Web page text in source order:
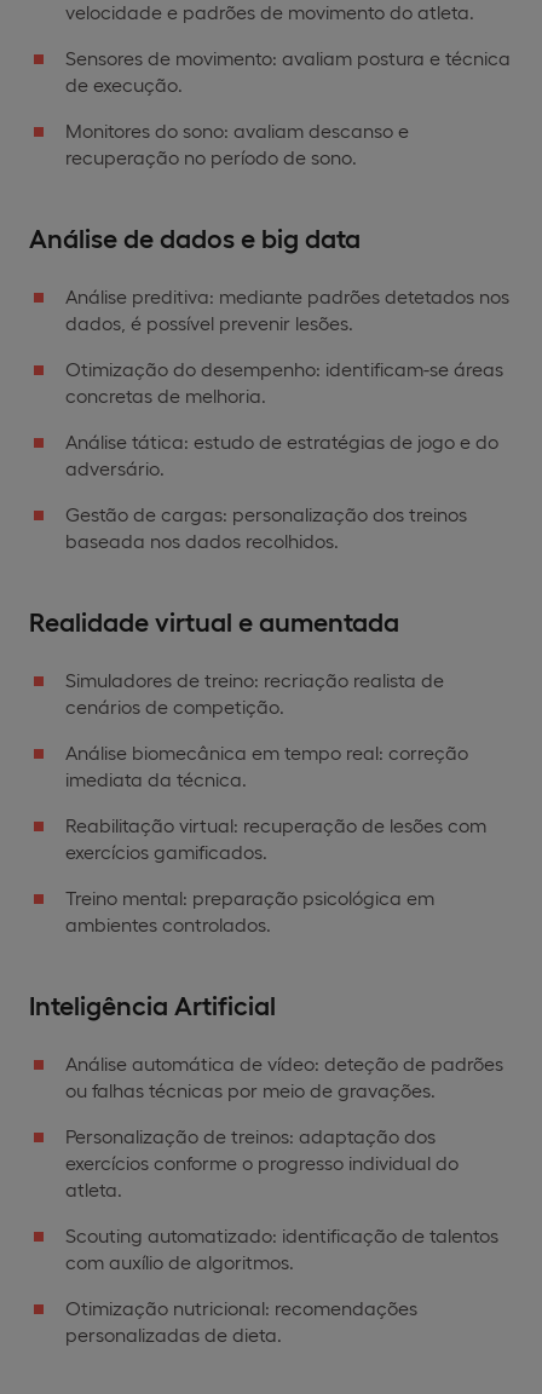
velocidade e padrões de movimento do atleta.
Sensores de movimento: avaliam postura e técnica
de execução.
Monitores do sono: avaliam descanso e
recuperação no período de sono.
Análise de dados e big data
Análise preditiva: mediante padrões detetados nos
dados, é possível prevenir lesões.
Otimização do desempenho: identificam-se áreas
concretas de melhoria.
Análise tática: estudo de estratégias de jogo e do
adversário.
Gestão de cargas: personalização dos treinos
baseada nos dados recolhidos.
Realidade virtual e aumentada
Simuladores de treino: recriação realista de
cenários de competição.
Análise biomecânica em tempo real: correção
imediata da técnica.
Reabilitação virtual: recuperação de lesões com
exercícios gamificados.
Treino mental: preparação psicológica em
ambientes controlados.
Inteligência Artificial
Análise automática de vídeo: deteção de padrões
ou falhas técnicas por meio de gravações.
Personalização de treinos: adaptação dos
exercícios conforme o progresso individual do
atleta.
Scouting automatizado: identificação de talentos
com auxílio de algoritmos.
Otimização nutricional: recomendações
personalizadas de dieta.